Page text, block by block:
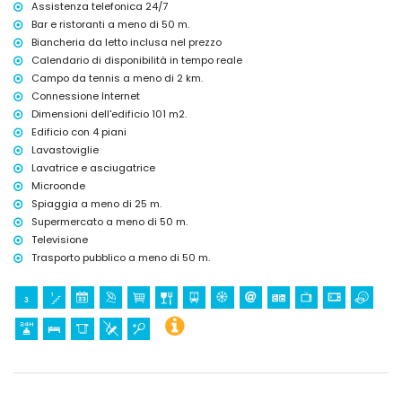
Assistenza telefonica 24/7
Bar e ristoranti a meno di 50 m.
Biancheria da letto inclusa nel prezzo
Calendario di disponibilità in tempo reale
Campo da tennis a meno di 2 km.
Connessione Internet
Dimensioni dell'edificio 101 m2.
Edificio con 4 piani
Lavastoviglie
Lavatrice e asciugatrice
Microonde
Spiaggia a meno di 25 m.
Supermercato a meno di 50 m.
Televisione
Trasporto pubblico a meno di 50 m.